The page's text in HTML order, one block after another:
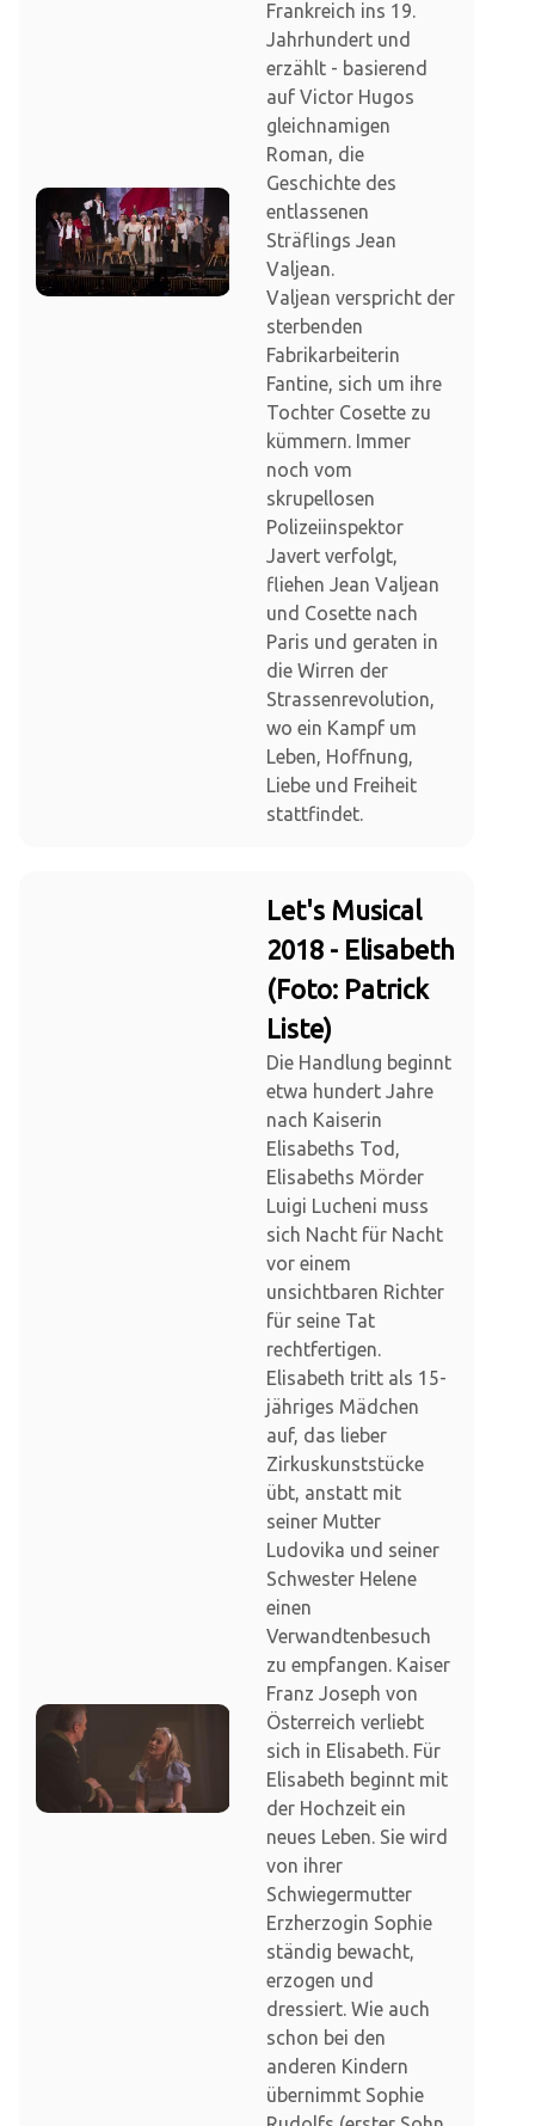
Frankreich ins 19.
Jahrhundert und
erzählt - basierend
auf Victor Hugos
gleichnamigen
Roman, die
Geschichte des
entlassenen
Sträflings Jean
Valjean.
Valjean verspricht der
sterbenden
Fabrikarbeiterin
Fantine, sich um ihre
Tochter Cosette zu
kümmern. Immer
noch vom
skrupellosen
Polizeiinspektor
Javert verfolgt,
fliehen Jean Valjean
und Cosette nach
Paris und geraten in
die Wirren der
Strassenrevolution,
wo ein Kampf um
Leben, Hoffnung,
Liebe und Freiheit
stattfindet.
Let's Musical
2018 - Elisabeth
(Foto: Patrick
Liste)
Die Handlung beginnt
etwa hundert Jahre
nach Kaiserin
Elisabeths Tod,
Elisabeths Mörder
Luigi Lucheni muss
sich Nacht für Nacht
vor einem
unsichtbaren Richter
für seine Tat
rechtfertigen.
Elisabeth tritt als 15-
jähriges Mädchen
auf, das lieber
Zirkuskunststücke
übt, anstatt mit
seiner Mutter
Ludovika und seiner
Schwester Helene
einen
Verwandtenbesuch
zu empfangen. Kaiser
Franz Joseph von
Österreich verliebt
sich in Elisabeth. Für
Elisabeth beginnt mit
der Hochzeit ein
neues Leben. Sie wird
von ihrer
Schwiegermutter
Erzherzogin Sophie
ständig bewacht,
erzogen und
dressiert. Wie auch
schon bei den
anderen Kindern
übernimmt Sophie